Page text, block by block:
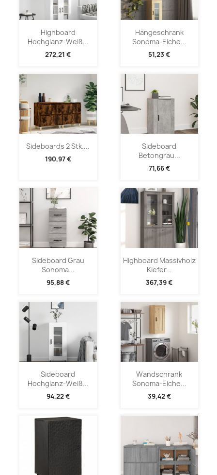
Highboard
Hochglanz-Weiß...
272,21 €
Hängeschrank
Sonoma-Eiche...
51,23 €
Sideboards 2 Stk....
190,97 €
Sideboard
Betongrau...
71,66 €
Sideboard Grau
Sonoma...
95,88 €
Highboard Massivholz
Kiefer...
367,39 €
Sideboard
Hochglanz-Weiß...
94,22 €
Wandschrank
Sonoma-Eiche...
39,42 €